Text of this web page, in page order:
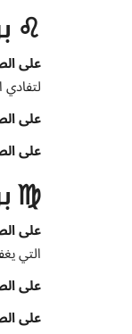
♌ برج
على
على
على
♍ برج
على
التي
على
على